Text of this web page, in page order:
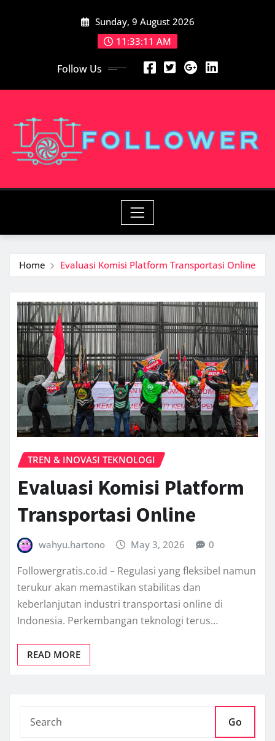
Sunday, 9 August 2026
11:33:11 AM
Follow Us
Home Evaluasi Komisi Platform Transportasi Online
TREN & INOVASI TEKNOLOGI
Evaluasi Komisi Platform
Transportasi Online
wahyu.hartono May 3, 2026 0
Followergratis.co.id – Regulasi yang fleksibel namun
terukur akan memastikan stabilitas dan
keberlanjutan industri transportasi online di
Indonesia. Perkembangan teknologi terus…
READ MORE
Go